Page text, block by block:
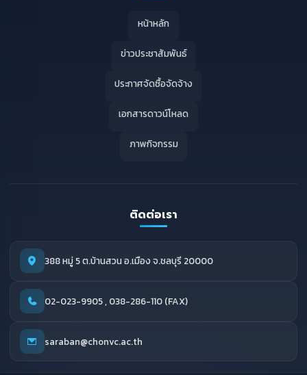
หน้าหลัก
ข่าวประชาสัมพันธ์
ประกาศจัดซื้อจัดจ้าง
เอกสารดาวน์โหลด
ภาพกิจกรรม
ติดต่อเรา
388 หมู่ 5 ต.บ้านสวน อ.เมือง จ.ชลบุรี 20000
02-023-9905 , 038-286-110 (FAX)
saraban@chonvc.ac.th